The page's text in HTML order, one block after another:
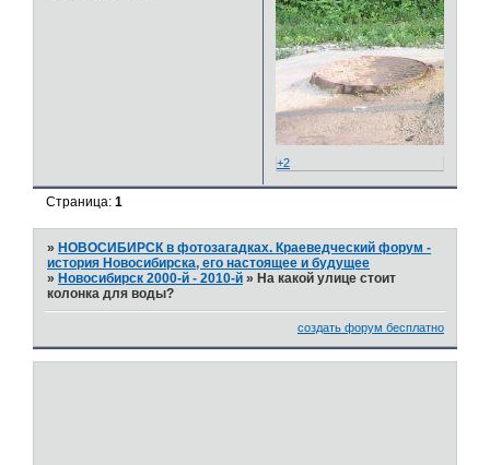
+2
Страница:1
» НОВОСИБИРСК в фотозагадках. Краеведческий форум -
история Новосибирска, его настоящее и будущее
» Новосибирск 2000-й - 2010-й » На какой улице стоит
колонка для воды?
создать форум бесплатно